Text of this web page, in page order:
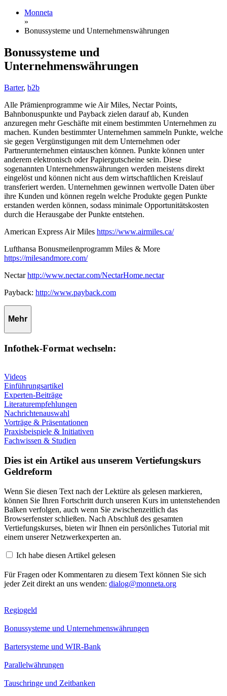
Monneta
»
Bonussysteme und Unternehmenswährungen
Bonussysteme und
Unternehmenswährungen
Barter, b2b
Alle Prämienprogramme wie Air Miles, Nectar Points,
Bahnbonuspunkte und Payback zielen darauf ab, Kunden
anzuregen mehr Geschäfte mit einem bestimmten Unternehmen zu
machen. Kunden bestimmter Unternehmen sammeln Punkte, welche
sie gegen Vergünstigungen mit dem Unternehmen oder
Partnerunternehmen eintauschen können. Punkte können unter
anderem elektronisch oder Papiergutscheine sein. Diese
sogenannten Unternehmenswährungen werden meistens direkt
eingelöst und können nicht aus dem wirtschaftlichen Kreislauf
transferiert werden. Unternehmen gewinnen wertvolle Daten über
ihre Kunden und können regeln welche Produkte gegen Punkte
erstanden werden können, sodass minimale Opportunitätskosten
durch die Herausgabe der Punkte entstehen.
American Express Air Miles https://www.airmiles.ca/
Lufthansa Bonusmeilenprogramm Miles & More
https://milesandmore.com/
Nectarhttp://www.nectar.com/NectarHome.nectar
Payback: http://www.payback.com
Mehr
Infothek-Format wechseln:
Videos
Einführungsartikel
Experten-Beiträge
Literaturempfehlungen
Nachrichtenauswahl
Vorträge & Präsentationen
Praxisbeispiele & Initiativen
Fachwissen & Studien
Dies ist ein Artikel aus unserem Vertiefungskurs
Geldreform
Wenn Sie diesen Text nach der Lektüre als gelesen markieren,
können Sie Ihren Fortschritt durch unseren Kurs im untenstehenden
Balken verfolgen, auch wenn Sie zwischenzeitlich das
Browserfenster schließen. Nach Abschluß des gesamten
Vertiefungskurses, bieten wir Ihnen ein persönliches Tutorial mit
einem unserer Netzwerkexperten an.
Ich habe diesen Artikel gelesen
Für Fragen oder Kommentaren zu diesem Text können Sie sich
jeder Zeit direkt an uns wenden: dialog@monneta.org
Regiogeld
Bonussysteme und Unternehmenswährungen
Bartersysteme und WIR-Bank
Parallelwährungen
Tauschringe und Zeitbanken